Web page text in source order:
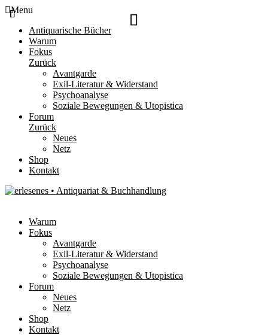
Menu
Antiquarische Bücher
Warum
Fokus
Zurück
Avantgarde
Exil-Literatur & Widerstand
Psychoanalyse
Soziale Bewegungen & Utopistica
Forum
Zurück
Neues
Netz
Shop
Kontakt
Warum
Fokus
Avantgarde
Exil-Literatur & Widerstand
Psychoanalyse
Soziale Bewegungen & Utopistica
Forum
Neues
Netz
Shop
Kontakt